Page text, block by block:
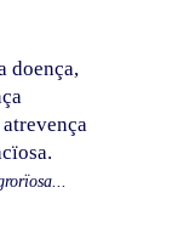
doença,